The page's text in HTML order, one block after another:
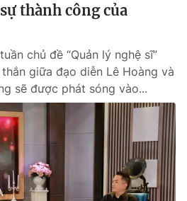
thành công của
chủ đề “Quản lý nghệ sĩ”
giữa đạo diễn Lê Hoàng và
sẽ được phát sóng vào...